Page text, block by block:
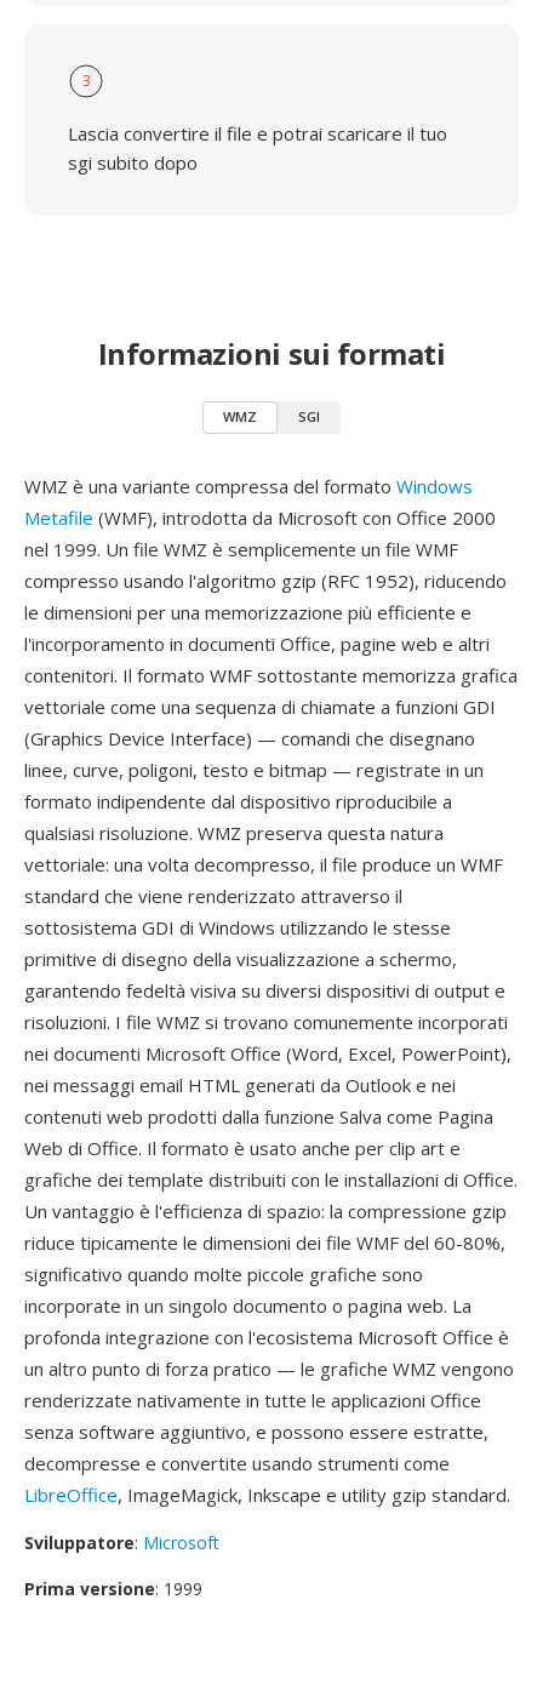
3
Lascia convertire il file e potrai scaricare il tuo
sgi subito dopo
Informazioni sui formati
WMZ SGI
WMZ è una variante compressa del formato Windows
Metafile (WMF), introdotta da Microsoft con Office 2000
nel 1999. Un file WMZ è semplicemente un file WMF
compresso usando l'algoritmo gzip (RFC 1952), riducendo
le dimensioni per una memorizzazione più efficiente e
l'incorporamento in documenti Office, pagine web e altri
contenitori. Il formato WMF sottostante memorizza grafica
vettoriale come una sequenza di chiamate a funzioni GDI
(Graphics Device Interface) — comandi che disegnano
linee, curve, poligoni, testo e bitmap — registrate in un
formato indipendente dal dispositivo riproducibile a
qualsiasi risoluzione. WMZ preserva questa natura
vettoriale: una volta decompresso, il file produce un WMF
standard che viene renderizzato attraverso il
sottosistema GDI di Windows utilizzando le stesse
primitive di disegno della visualizzazione a schermo,
garantendo fedeltà visiva su diversi dispositivi di output e
risoluzioni. I file WMZ si trovano comunemente incorporati
nei documenti Microsoft Office (Word, Excel, PowerPoint),
nei messaggi email HTML generati da Outlook e nei
contenuti web prodotti dalla funzione Salva come Pagina
Web di Office. Il formato è usato anche per clip art e
grafiche dei template distribuiti con le installazioni di Office.
Un vantaggio è l'efficienza di spazio: la compressione gzip
riduce tipicamente le dimensioni dei file WMF del 60-80%,
significativo quando molte piccole grafiche sono
incorporate in un singolo documento o pagina web. La
profonda integrazione con l'ecosistema Microsoft Office è
un altro punto di forza pratico — le grafiche WMZ vengono
renderizzate nativamente in tutte le applicazioni Office
senza software aggiuntivo, e possono essere estratte,
decompresse e convertite usando strumenti come
LibreOffice, ImageMagick, Inkscape e utility gzip standard.
Sviluppatore: Microsoft
Prima versione: 1999